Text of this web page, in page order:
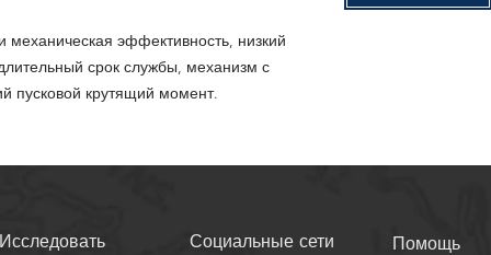
эффективность, низкий
срок службы, механизм с
пусковой крутящий момент.
Социальные сети Помощь